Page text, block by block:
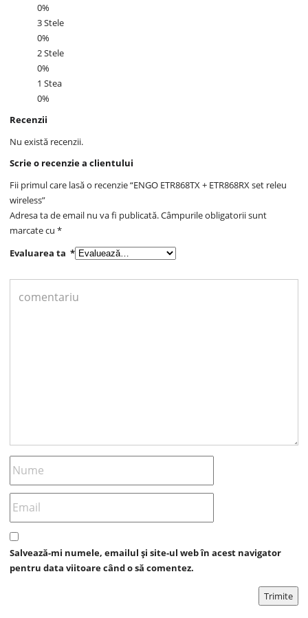
0%
3 Stele
0%
2 Stele
0%
1 Stea
0%
Recenzii
Nu există recenzii.
Scrie o recenzie a clientului
Fii primul care lasă o recenzie “ENGO ETR868TX + ETR868RX set releu
wireless”
Adresa ta de email nu va fi publicată.Câmpurile obligatorii sunt
marcate cu*
Evaluarea ta*
Salvează-mi numele, emailul și site-ul web în acest navigator
pentru data viitoare când o să comentez.